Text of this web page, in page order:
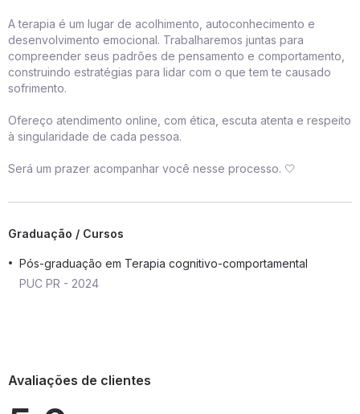
A terapia é um lugar de acolhimento, autoconhecimento e
desenvolvimento emocional. Trabalharemos juntas para
compreender seus padrões de pensamento e comportamento,
construindo estratégias para lidar com o que tem te causado
sofrimento.
Ofereço atendimento online, com ética, escuta atenta e respeito
à singularidade de cada pessoa.
Será um prazer acompanhar você nesse processo. 🤍
Graduação / Cursos
Pós-graduação em Terapia cognitivo-comportamental
PUC PR - 2024
Avaliações de clientes